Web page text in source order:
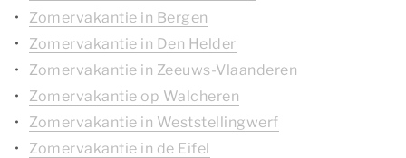
Zomervakantie in Bergen
Zomervakantie in Den Helder
Zomervakantie in Zeeuws-Vlaanderen
Zomervakantie op Walcheren
Zomervakantie in Weststellingwerf
Zomervakantie in de Eifel